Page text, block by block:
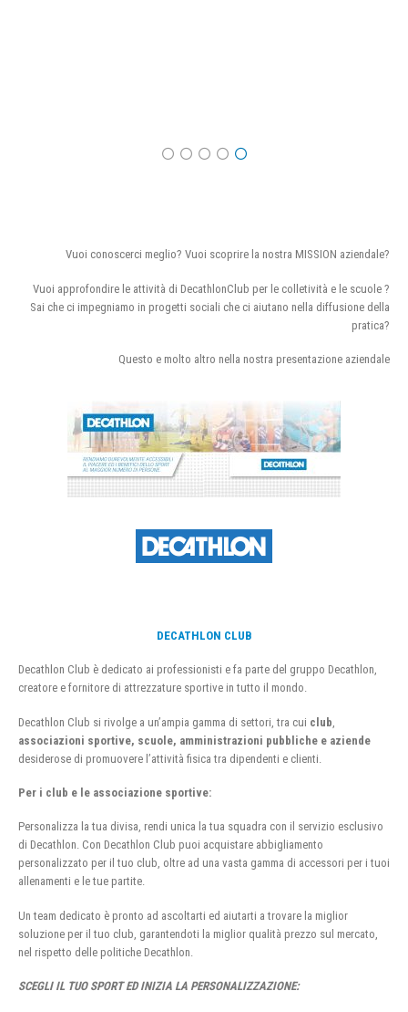
Vuoi conoscerci meglio? Vuoi scoprire la nostra MISSION aziendale?
Vuoi approfondire le attività di DecathlonClub per le colletività e le scuole ?
Sai che ci impegniamo in progetti sociali che ci aiutano nella diffusione della
pratica?
Questo e molto altro nella nostra presentazione aziendale
DECATHLON CLUB
Decathlon Club è dedicato ai professionisti e fa parte del gruppo Decathlon,
creatore e fornitore di attrezzature sportive in tutto il mondo.
Decathlon Club si rivolge a un’ampia gamma di settori, tra cui club
associazioni sportive, scuole, amministrazioni pubbliche e aziende
desiderose di promuovere l’attività fisica tra dipendenti e clienti.
Per i club e le associazione sportive:
Personalizza la tua divisa, rendi unica la tua squadra con il servizio esclusivo
di Decathlon. Con Decathlon Club puoi acquistare abbigliamento
personalizzato per il tuo club, oltre ad una vasta gamma di accessori per i tuoi
allenamenti e le tue partite.
Un team dedicato è pronto ad ascoltarti ed aiutarti a trovare la miglior
soluzione per il tuo club, garantendoti la miglior qualità prezzo sul mercato,
nel rispetto delle politiche Decathlon.
SCEGLI IL TUO SPORT ED INIZIA LA PERSONALIZZAZIONE: